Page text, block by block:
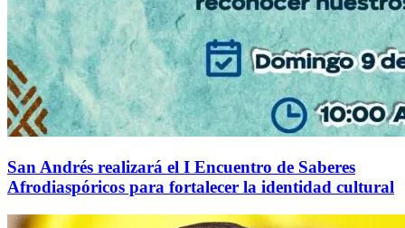
San Andrés realizará el I Encuentro de Saberes
Afrodiaspóricos para fortalecer la identidad cultural